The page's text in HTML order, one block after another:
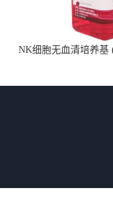
NK细胞无血清培养基